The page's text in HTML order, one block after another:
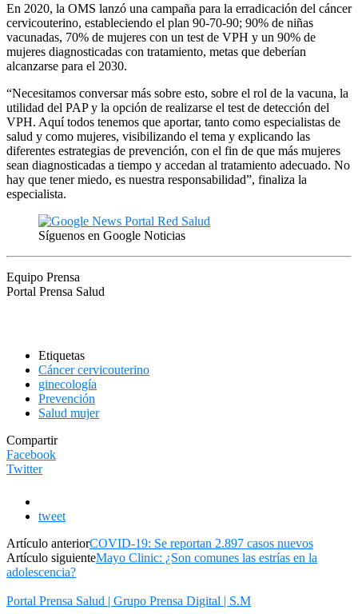
En 2020, la OMS lanzó una campaña para la erradicación del cáncer
cervicouterino, estableciendo el plan 90-70-90; 90% de niñas
vacunadas, 70% de mujeres con un test de VPH y un 90% de
mujeres diagnosticadas con tratamiento, metas que deberían
alcanzarse para el 2030.
“Necesitamos conversar más sobre esto, sobre el rol de la vacuna, la
utilidad del PAP y la opción de realizarse el test de detección del
VPH. Aquí todos tenemos que aportar, tanto como especialistas de
salud y como mujeres, visibilizando el tema y explicando las
diferentes estrategias de prevención, con el fin de que más mujeres
sean diagnosticadas a tiempo y accedan al tratamiento adecuado. No
hay que tener miedo, es nuestra responsabilidad”, finaliza la
especialista.
Síguenos en Google Noticias
Equipo Prensa
Portal Prensa Salud
Etiquetas
Cáncer cervicouterino
ginecología
Prevención
Salud mujer
Compartir
Facebook
Twitter
tweet
Artículo anteriorCOVID-19: Se reportan 2.897 casos nuevos
Artículo siguienteMayo Clinic: ¿Son comunes las estrías en la
adolescencia?
Portal Prensa Salud | Grupo Prensa Digital | S.M